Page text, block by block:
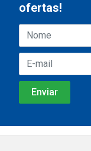
ofertas!